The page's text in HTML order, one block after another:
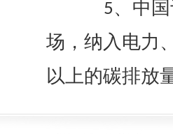
5、中
场，纳入电力
以上的碳排放